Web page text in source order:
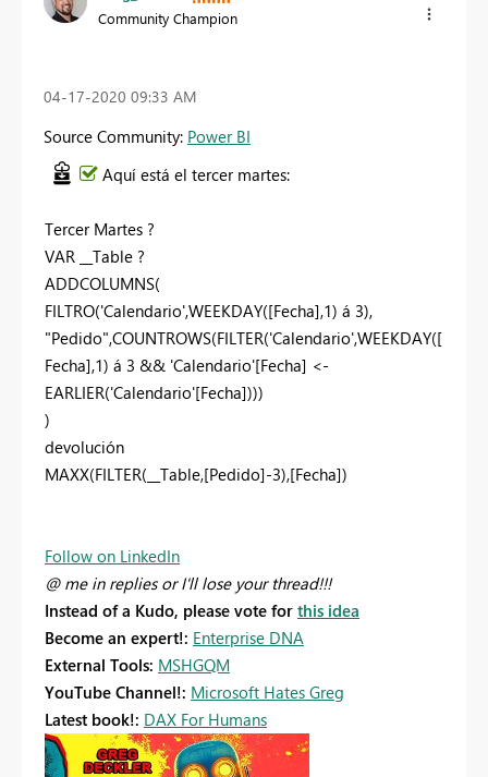
Community Champion
‎04-17-2020 09:33 AM
Source Community: Power BI
Aquí está el tercer martes:
Tercer Martes ?
VAR __Table ?
ADDCOLUMNS(
FILTRO('Calendario',WEEKDAY([Fecha],1) á 3),
"Pedido",COUNTROWS(FILTER('Calendario',WEEKDAY([
Fecha],1) á 3 && 'Calendario'[Fecha] <-
EARLIER('Calendario'[Fecha])))
)
devolución
MAXX(FILTER(__Table,[Pedido]-3),[Fecha])
Follow on LinkedIn
@ me in replies or I'll lose your thread!!!
Instead of a Kudo, please vote for this idea
Become an expert!: Enterprise DNA
External Tools: MSHGQM
YouTube Channel!: Microsoft Hates Greg
Latest book!: DAX For Humans